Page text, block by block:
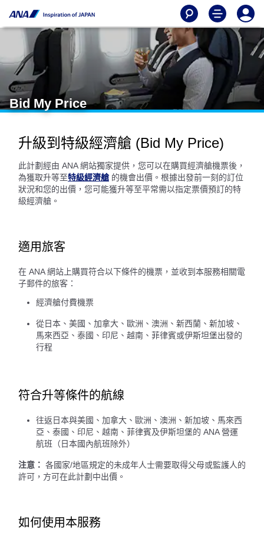
Bid My Price
升級到特級經濟艙 (Bid My Price)
此計劃經由 ANA 網站獨家提供，您可以在購買經濟艙機票後，
為獲取升等至特級經濟艙的機會出價。根據出發前一刻的訂位
狀況和您的出價，您可能獲升等至平常需以指定票價預訂的特
級經濟艙。
適用旅客
在 ANA 網站上購買符合以下條件的機票，並收到本服務相關電
子郵件的旅客：
經濟艙付費機票
從日本、美國、加拿大、歐洲、澳洲、新西蘭、新加坡、
馬來西亞、泰國、印尼、越南、菲律賓或伊斯坦堡出發的
行程
符合升等條件的航線
往返日本與美國、加拿大、歐洲、澳洲、新加坡、馬來西
亞、泰國、印尼、越南、菲律賓及伊斯坦堡的 ANA 營運
航班（日本國內航班除外）
注意： 各國家/地區規定的未成年人士需要取得父母或監護人的
許可，方可在此計劃中出價。
如何使用本服務